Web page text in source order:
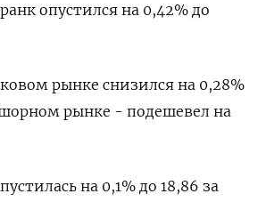
опустился на 0,42% до
рынке снизился на 0,28%
рынке - подешевел на
на 0,1% до 18,86 за